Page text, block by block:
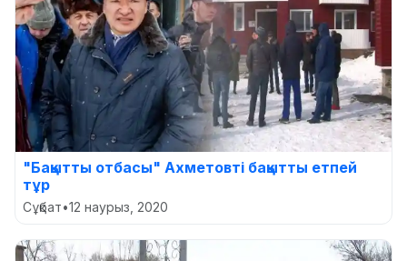
"Бақытты отбасы" Ахметовті бақытты етпей
тұр
Сұқбат•12 наурыз, 2020